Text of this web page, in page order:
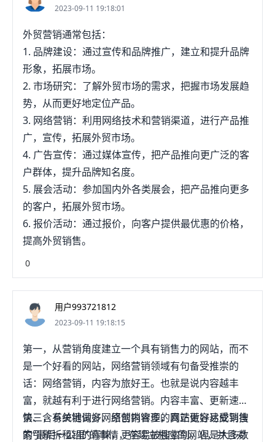
2023-09-11 19:18:01
外贸营销通常包括：
1. 品牌建设：通过宣传和品牌推广，建立和提升品牌
形象，拓展市场。
2. 市场研究：了解外贸市场的需求，把握市场发展趋
势，从而更好地定位产品。
3. 网络营销：利用网络技术和营销渠道，进行产品推
广，宣传，拓展外贸市场。
4. 广告宣传：通过媒体宣传，把产品推向更广泛的客
户群体，提升品牌知名度。
5. 展会活动：参加国内外各类展会，把产品推向更多
的客户，拓展外贸市场。
6. 报价活动：通过报价，向客户提供最优惠的价格，
提高外贸销售。
0
用户993721812
2023-09-11 19:18:15
第一，从营销角度建立一个具有销售力的网站，而不
是一个好看的网站，网络营销领域有句备受推崇的
话：网络营销，内容为旅好王。也就是说内容越丰
富，就越有利于进行网络营销。内容丰富、更新速度
快、含有关键词多、原创内容多的网站更容易受到搜
索引擎拆租铅的青睐，更容易被搜索到。但是大多数
第三，系统地做好网络营销管理，真正做好达成销售
的“最后一公里”的事情，在建立相应的网站，并且对